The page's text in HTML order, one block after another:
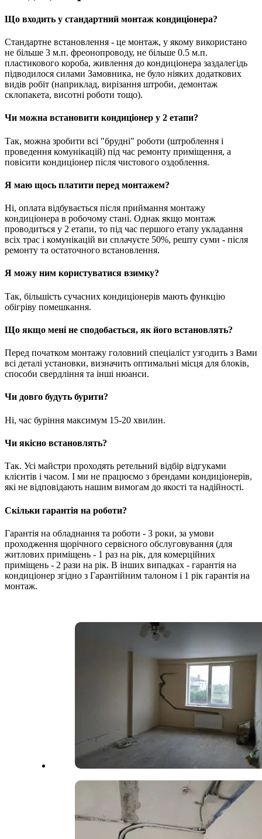
Що входить у стандартний монтаж кондиціонера?
Стандартне встановлення - це монтаж, у якому використано
не більше 3 м.п. фреонопроводу, не більше 0.5 м.п.
пластикового короба, живлення до кондиціонера заздалегідь
підводилося силами Замовника, не було ніяких додаткових
видів робіт (наприклад, вирізання штроби, демонтаж
склопакета, висотні роботи тощо).
Чи можна встановити кондиціонер у 2 етапи?
Так, можна зробити всі "брудні" роботи (штроблення і
проведення комунікацій) під час ремонту приміщення, а
повісити кондиціонер після чистового оздоблення.
Я маю щось платити перед монтажем?
Ні, оплата відбувається після приймання монтажу
кондиціонера в робочому стані. Однак якщо монтаж
проводиться у 2 етапи, то під час першого етапу укладання
всіх трас і комунікацій ви сплачуєте 50%, решту суми - після
ремонту та остаточного встановлення.
Я можу ним користуватися взимку?
Так, більшість сучасних кондиціонерів мають функцію
обігріву помешкання.
Що якщо мені не сподобається, як його встановлять?
Перед початком монтажу головний спеціаліст узгодить з Вами
всі деталі установки, визначить оптимальні місця для блоків,
способи свердління та інші нюанси.
Чи довго будуть бурити?
Ні, час буріння максимум 15-20 хвилин.
Чи якісно встановлять?
Так. Усі майстри проходять ретельний відбір відгуками
клієнтів і часом. І ми не працюємо з брендами кондиціонерів,
які не відповідають нашим вимогам до якості та надійності.
Скільки гарантія на роботи?
Гарантія на обладнання та роботи - 3 роки, за умови
проходження щорічного сервісного обслуговування (для
житлових приміщень - 1 раз на рік, для комерційних
приміщень - 2 рази на рік. В інших випадках - гарантія на
кондиціонер згідно з Гарантійним талоном і 1 рік гарантія на
монтаж.